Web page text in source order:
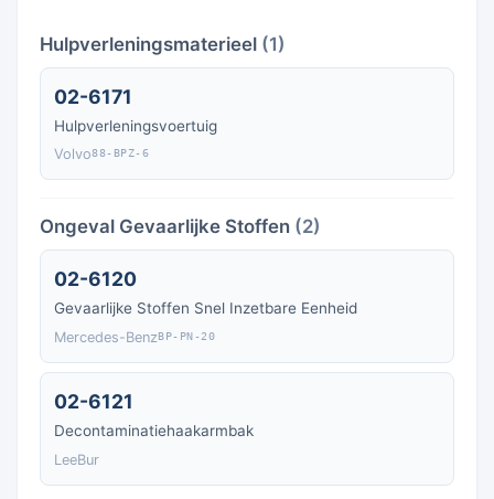
Hulpverleningsmaterieel (1)
02-6171
Hulpverleningsvoertuig
Volvo88-BPZ-6
Ongeval Gevaarlijke Stoffen (2)
02-6120
Gevaarlijke Stoffen Snel Inzetbare Eenheid
Mercedes-BenzBP-PN-20
02-6121
Decontaminatiehaakarmbak
LeeBur